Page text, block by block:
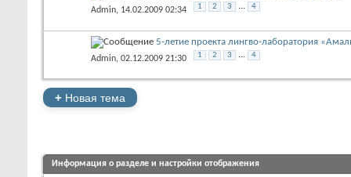
Admin, 14.02.2009 02:34 1 2 3 ... 4
5-летие проекта лингво-лаборатория
Admin, 02.12.2009 21:30 1 2 3 ... 4
+ Новая тема
Информация о разделе и настройки отображения